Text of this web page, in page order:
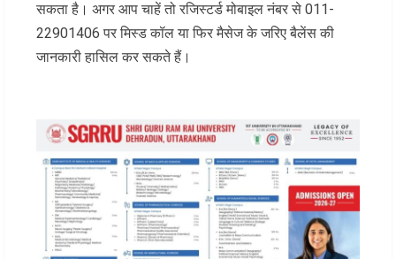
सकता है। अगर आप चाहें तो रजिस्‍टर्ड मोबाइल नंबर से 011-
22901406 पर मिस्ड कॉल या फिर मैसेज के जरिए बैलेंस की
जानकारी हासिल कर सकते हैं।